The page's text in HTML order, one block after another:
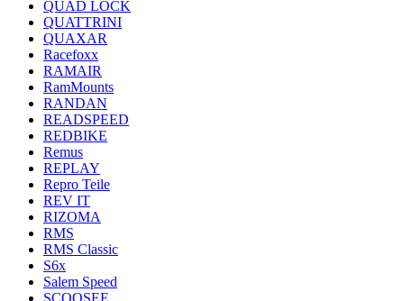
QUAD LOCK
QUATTRINI
QUAXAR
Racefoxx
RAMAIR
RamMounts
RANDAN
READSPEED
REDBIKE
Remus
REPLAY
Repro Teile
REV IT
RIZOMA
RMS
RMS Classic
S6x
Salem Speed
SCOOSEE